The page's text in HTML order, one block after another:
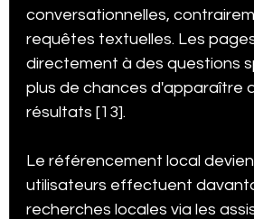
conversationnelles,
requêtes textuelles. Les
directement à des questions
plus de chances d'apparaître
résultats [13].
Le référencement local
utilisateurs effectuent
recherches locales via les